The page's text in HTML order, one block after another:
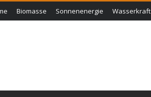
Biomasse Sonnenenergie Wasserkraft